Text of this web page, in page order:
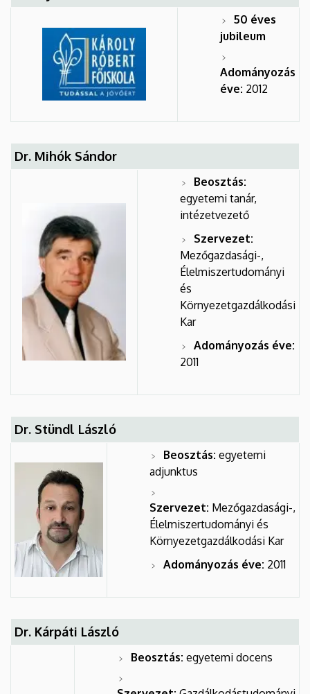
50 éves
jubileum
Adományozás
éve: 2012
Dr. Mihók Sándor
Beosztás:
egyetemi tanár,
intézetvezető
Szervezet:
Mezőgazdasági-,
Élelmiszertudományi
és
Környezetgazdálkodási
Kar
Adományozás éve:
2011
Dr. Stündl László
Beosztás: egyetemi
adjunktus
Szervezet: Mezőgazdasági-,
Élelmiszertudományi és
Környezetgazdálkodási Kar
Adományozás éve: 2011
Dr. Kárpáti László
Beosztás: egyetemi docens